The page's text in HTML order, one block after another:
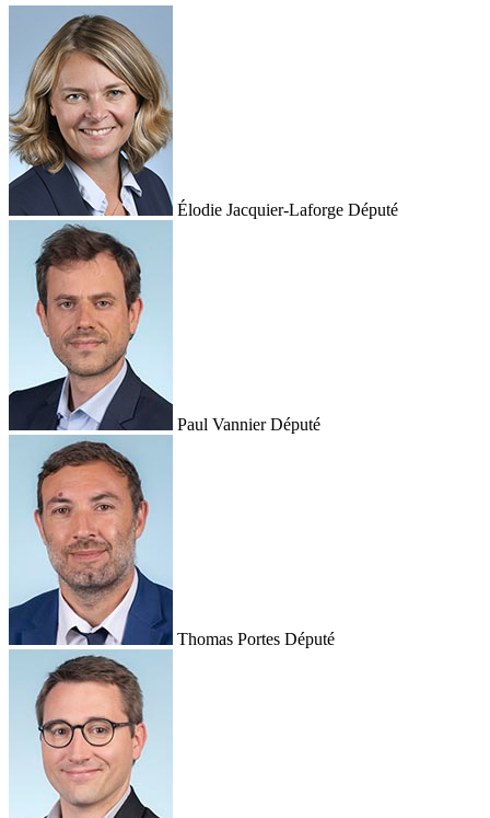
Élodie Jacquier-Laforge Député
Paul Vannier Député
Thomas Portes Député